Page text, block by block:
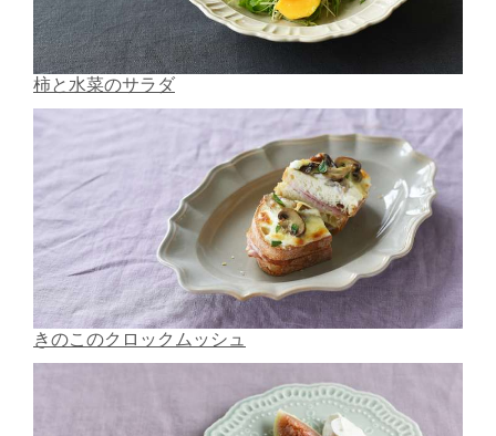
柿と水菜のサラダ
きのこのクロックムッシュ